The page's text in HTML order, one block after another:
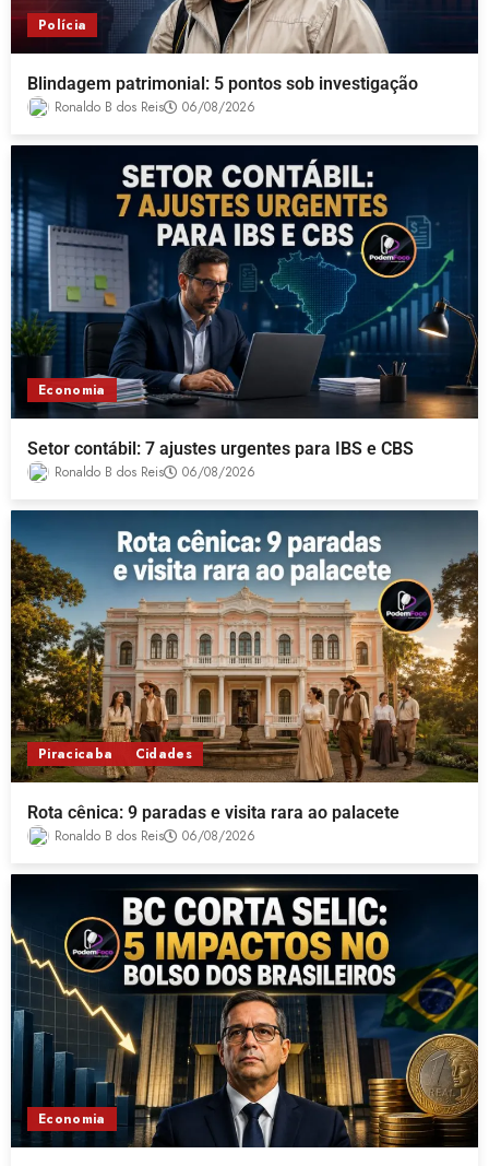
Polícia
Blindagem patrimonial: 5 pontos sob investigação
Ronaldo B dos Reis 06/08/2026
Economia
Setor contábil: 7 ajustes urgentes para IBS e CBS
Ronaldo B dos Reis 06/08/2026
Piracicaba Cidades
Rota cênica: 9 paradas e visita rara ao palacete
Ronaldo B dos Reis 06/08/2026
Economia